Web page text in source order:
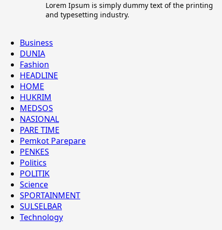
Lorem Ipsum is simply dummy text of the printing
and typesetting industry.
Business
DUNIA
Fashion
HEADLINE
HOME
HUKRIM
MEDSOS
NASIONAL
PARE TIME
Pemkot Parepare
PENKES
Politics
POLITIK
Science
SPORTAINMENT
SULSELBAR
Technology